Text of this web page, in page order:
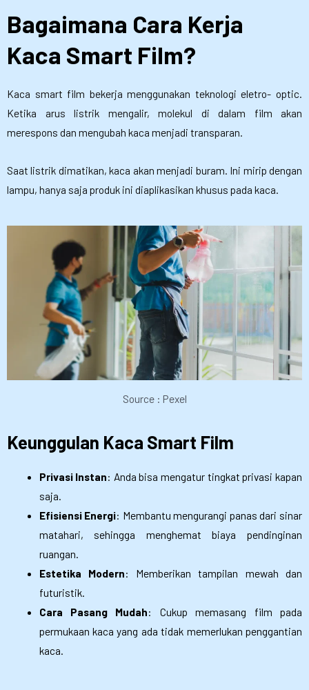
Bagaimana Cara Kerja
Kaca Smart Film?
Kaca smart film bekerja menggunakan teknologi eletro- optic.
Ketika arus listrik mengalir, molekul di dalam film akan
merespons dan mengubah kaca menjadi transparan.
Saat listrik dimatikan, kaca akan menjadi buram. Ini mirip dengan
lampu, hanya saja produk ini diaplikasikan khusus pada kaca.
Source : Pexel
Keunggulan Kaca Smart Film
Privasi Instan: Anda bisa mengatur tingkat privasi kapan
saja.
Efisiensi Energi: Membantu mengurangi panas dari sinar
matahari, sehingga menghemat biaya pendinginan
ruangan.
Estetika Modern: Memberikan tampilan mewah dan
futuristik.
Cara Pasang Mudah: Cukup memasang film pada
permukaan kaca yang ada tidak memerlukan penggantian
kaca.